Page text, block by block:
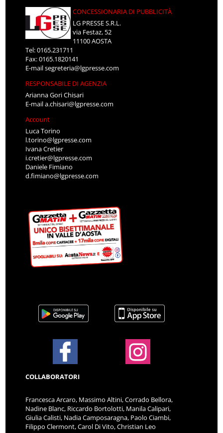
CONCESSIONARIA DI PUBBLICITÀ
LG PRESSE S.R.L.
via Festaz, 52
11100 AOSTA
Tel: 0165.231711
Fax: 0165.1820141
E-mailsegreteria@lgpresse.com
RESPONSABILE DI AGENZIA
Arianna Gori Chisari
E-maila.chisari@lgpresse.com
Account
Luca Torino
l.torino@lgpresse.com
Ivana Cretier
i.cretier@lgpresse.com
Daniele Fimiano
d.fimiano@lgpresse.com
COLLABORATORI
Francesca Arcaro, Massimo Altini, Corrado Bellora,
Nadine Blanc, Riccardo Bortolotti, Manila Calipari,
Giulia Calisti, Nadia Camposaragna, Paolo Ciambi,
Filippo Clermont, Carol Di Vito, Christian Leo